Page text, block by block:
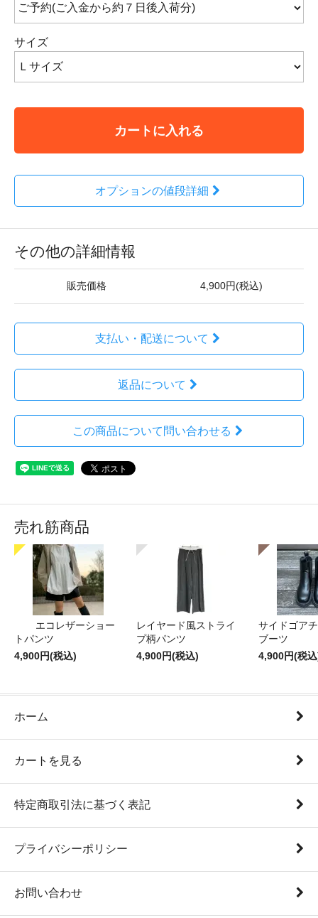
サイズ
カートに入れる
オプションの値段詳細
その他の詳細情報
販売価格 4,900円(税込)
支払い・配送について
返品について
この商品について問い合わせる
売れ筋商品
エコレザーショー
トパンツ
4,900円(税込)
レイヤード風ストライ
プ柄パンツ
4,900円(税込)
サイドゴア
ブーツ
4,900円(税
ホーム
カートを見る
特定商取引法に基づく表記
プライバシーポリシー
お問い合わせ